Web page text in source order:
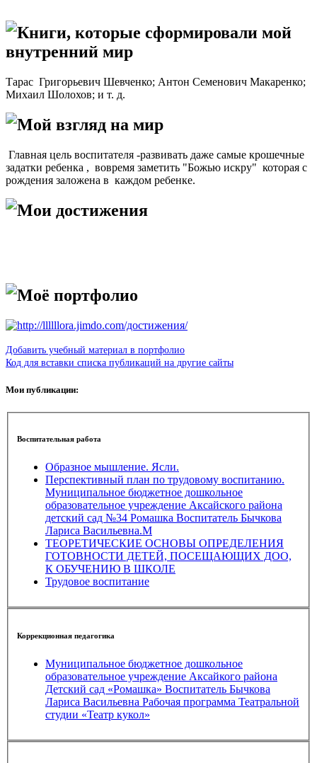
Книги, которые сформировали мой
внутренний мир
Тарас Григорьевич Шевченко; Антон Семенович Макаренко;
Михаил Шолохов; и т. д.
Мой взгляд на мир
Главная цель воспитателя -развивать даже самые крошечные
задатки ребенка , вовремя заметить "Божью искру" которая с
рождения заложена в каждом ребенке.
Мои достижения
Моё портфолио
Добавить учебный материал в портфолио
Код для вставки списка публикаций на другие сайты
Мои публикации:
Воспитательная работа
Образное мышление. Ясли.
Перспективный план по трудовому воспитанию.
Муниципальное бюджетное дошкольное
образовательное учреждение Аксайского района
детский сад №34 Ромашка Воспитатель Бычкова
Лариса Васильевна.М
ТЕОРЕТИЧЕСКИЕ ОСНОВЫ ОПРЕДЕЛЕНИЯ
ГОТОВНОСТИ ДЕТЕЙ, ПОСЕЩАЮЩИХ ДОО,
К ОБУЧЕНИЮ В ШКОЛЕ
Трудовое воспитание
Коррекционная педагогика
Муниципальное бюджетное дошкольное
образовательное учреждение Аксайкого района
Детский сад «Ромашка» Воспитатель Бычкова
Лариса Васильевна Рабочая программа Театральной
студии «Театр кукол»